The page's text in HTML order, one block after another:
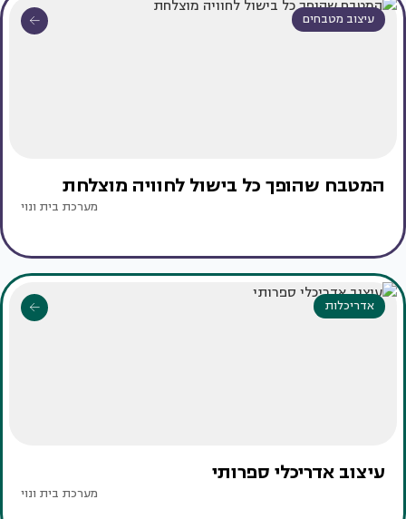
עיצוב מטבחים
המטבח שהופך כל בישול לחוויה מוצלחת
מערכת בית ונוי
אדריכלות
עיצוב אדריכלי ספרותי
מערכת בית ונוי